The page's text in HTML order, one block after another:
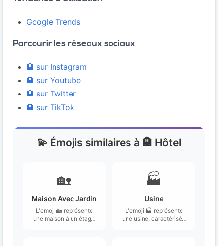
Google Trends
Parcourir les réseaux sociaux
🏨 sur Instagram
🏨 sur Youtube
🏨 sur Twitter
🏨 sur TikTok
💫 Émojis similaires à 🏨 Hôtel
🏡
Maison Avec Jardin
L'emoji 🏡 représente
une maison à un étage,
🏭
Usine
L'emoji 🏭 représente
une usine, caractérisée